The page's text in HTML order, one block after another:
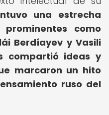
una estrecha
como
Berdíayev y Vasili
compartió ideas y
marcaron un hito
ruso del